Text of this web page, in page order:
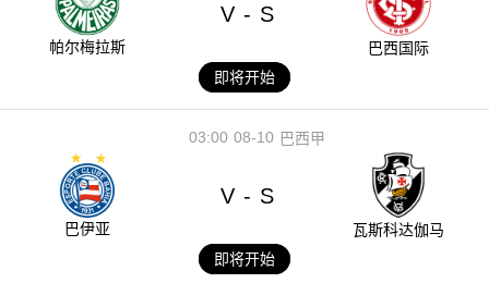
帕尔梅拉斯
V - S
巴西国际
即将开始
08-10
03:00 巴西甲
巴伊亚
V - S
瓦斯科达伽马
即将开始